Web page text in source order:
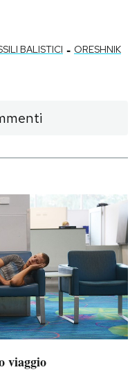
BALISTICI - ORESHNIK
viaggio